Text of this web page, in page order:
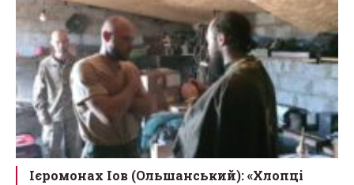
Ієромонах Іов (Ольшанський): «Хлопці